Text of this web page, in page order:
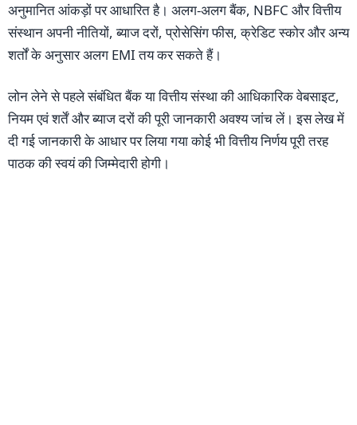
अनुमानित आंकड़ों पर आधारित है। अलग-अलग बैंक, NBFC और वित्तीय
संस्थान अपनी नीतियों, ब्याज दरों, प्रोसेसिंग फीस, क्रेडिट स्कोर और अन्य
शर्तों के अनुसार अलग EMI तय कर सकते हैं।
लोन लेने से पहले संबंधित बैंक या वित्तीय संस्था की आधिकारिक वेबसाइट,
नियम एवं शर्तें और ब्याज दरों की पूरी जानकारी अवश्य जांच लें। इस लेख में
दी गई जानकारी के आधार पर लिया गया कोई भी वित्तीय निर्णय पूरी तरह
पाठक की स्वयं की जिम्मेदारी होगी।